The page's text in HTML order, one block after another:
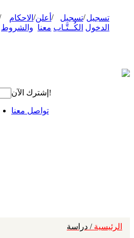
تسجيل
الدخول
/تسجيل
الكُــتَّـاب
/ أعلن
معنا
/ الاحكام
والشروط
إشترك الآن!
تواصل معنا
الرئيسية / دراسة